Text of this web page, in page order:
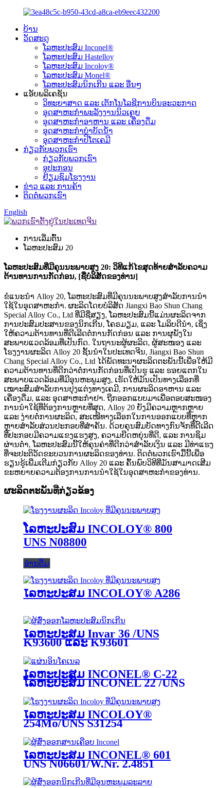
ບ້ານ
ວັດສະດຸ
ໂລຫະປະສົມ Inconel®
ໂລຫະປະສົມ Hastelloy
ໂລຫະປະສົມ Incoloy®
ໂລຫະປະສົມ Monel®
ໂລຫະປະສົມນິກເກີນ ແລະ ອື່ນໆ
ແອັບພລິເຄຊັນ
ວິທະຍາສາດ ແລະ ເຕັກໂນໂລຊີການບິນອະວະກາດ
ອຸດສາຫະກຳພະລັງງານນິວເຄຼຍ
ອຸດສາຫະກຳອາຫານ ແລະ ເຄື່ອງດື່ມ
ອຸດສາຫະກຳບຳບັດນ້ຳ
ອຸດສາຫະກຳປິໂຕເຄມີ
ກ່ຽວກັບພວກເຮົາ
ກ່ຽວກັບພວກເຮົາ
ອຸປະກອນ
ຢ້ຽມຊົມໂຮງງານ
ຂ່າວ ແລະ ການຄ້າ
ຕິດຕໍ່ພວກເຮົາ
English
ການເລີ່ມຕົ້ນ
ໂລຫະປະສົມ 20
ໂລຫະປະສົມທີ່ມີຄຸນນະພາບສູງ 20: ວິທີແກ້ໄຂສຸດທ້າຍສຳລັບຄວາມ
ຕ້ານທານການກັດກ່ອນ, [ຊື່ບໍລິສັດຂອງທ່ານ]
ຂໍແນະນຳ Alloy 20, ໂລຫະປະສົມທີ່ມີຄຸນນະພາບສູງສຳລັບການນຳ
ໃຊ້ໃນອຸດສາຫະກຳ. ຜະລິດໂດຍບໍລິສັດ Jiangxi Bao Shun Chang
Special Alloy Co., Ltd ທີ່ມີຊື່ສຽງ, ໂລຫະປະສົມນີ້ແມ່ນຜະລິດຈາກ
ການປະສົມປະສານຂອງນິກເກີນ, ໂຄຣມຽມ, ແລະ ໂມລິບດີນຳ, ເຊິ່ງ
ໃຫ້ຄວາມຕ້ານທານທີ່ດີເລີດຕໍ່ການກັດກ່ອນ ແລະ ການຜຸພັງໃນ
ສະພາບແວດລ້ອມທີ່ເປັນກົດ. ໃນຖານະຜູ້ຜະລິດ, ຜູ້ສະໜອງ ແລະ
ໂຮງງານຜະລິດ Alloy 20 ຊັ້ນນຳໃນປະເທດຈີນ, Jiangxi Bao Shun
Chang Special Alloy Co., Ltd ໄດ້ພັດທະນາຜະລິດຕະພັນນີ້ເພື່ອໃຫ້ມີ
ຄວາມຕ້ານທານທີ່ດີກວ່າຕໍ່ການກັດກ່ອນທີ່ເປັນຮູ ແລະ ຮອຍແຕກໃນ
ສະພາບແວດລ້ອມທີ່ມີອຸນຫະພູມສູງ, ເຮັດໃຫ້ມັນເປັນທາງເລືອກທີ່
ເໝາະສົມສຳລັບການປຸງແຕ່ງທາງເຄມີ, ການຜະລິດອາຫານ ແລະ
ເຄື່ອງດື່ມ, ແລະ ອຸດສາຫະກຳຢາ. ຖືກອອກແບບມາເພື່ອຕອບສະໜອງ
ການນຳໃຊ້ທີ່ຕ້ອງການຫຼາຍທີ່ສຸດ, Alloy 20 ຍັງມີຄວາມຫຼາກຫຼາຍ
ແລະ ງ່າຍຕໍ່ການຜະລິດ, ສະເໜີທາງເລືອກໃນການອອກແບບທີ່ຫຼາກ
ຫຼາຍສຳລັບສ່ວນປະກອບທີ່ສຳຄັນ. ດ້ວຍຄຸນສົມບັດທາງກົນຈັກທີ່ດີເລີດ
ທີ່ປະກອບມີຄວາມແຂງແຮງສູງ, ຄວາມຍືດຫຍຸ່ນທີ່ດີ, ແລະ ການຊຶມ
ຜ່ານຕ່ຳ, ໂລຫະປະສົມນີ້ໃຫ້ຄຸນຄ່າທີ່ດີກວ່າສຳລັບເງິນ ແລະ ມີທ່າແຮງ
ທີ່ຈະປະຕິວັດຂະບວນການຜະລິດຂອງທ່ານ. ຕິດຕໍ່ພວກເຮົາມື້ນີ້ເພື່ອ
ຮຽນຮູ້ເພີ່ມເຕີມກ່ຽວກັບ Alloy 20 ແລະ ຄົ້ນພົບວິທີທີ່ມັນສາມາດເສີມ
ຂະຫຍາຍຄວາມຕ້ອງການການນຳໃຊ້ໃນອຸດສາຫະກຳຂອງທ່ານ.
ຜະລິດຕະພັນທີ່ກ່ຽວຂ້ອງ
ໂລຫະປະສົມ INCOLOY® 800
UNS N08800
ອ່ານຕື່ມ
ໂລຫະປະສົມ INCOLOY® A286
ໂລຫະປະສົມ Invar 36 /UNS
K93600 ແລະ K93601
ໂລຫະປະສົມ INCONEL® C-22
ໂລຫະປະສົມ INCONEL 22 /UNS
N06022
ໂລຫະປະສົມ INCOLOY®
254Mo/UNS S31254
ໂລຫະປະສົມ INCONEL® 601
UNS N06601/W.Nr. 2.4851